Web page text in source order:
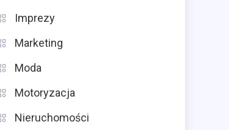
Imprezy
Marketing
Moda
Motoryzacja
Nieruchomości